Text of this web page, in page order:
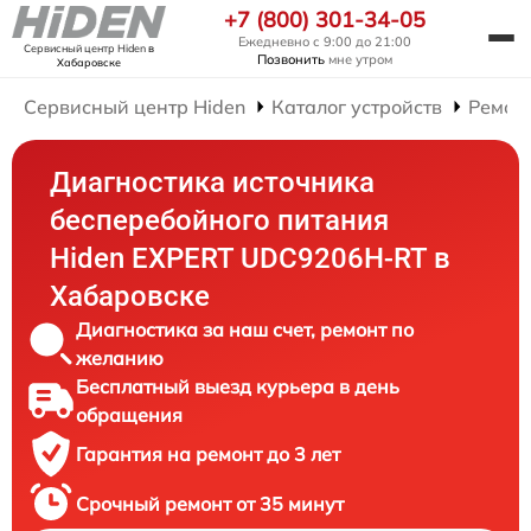
Сервисный центр Hidenв
Хабаровске
+7 (800) 301-34-05
Ежедневно с 9:00 до 21:00
Позвонить мне утром
Сервисный центр Hiden Каталог устройств
Диагностика источника
бесперебойного питания
Hiden EXPERT UDC9206H-RT в
Хабаровске
Диагностика за наш счет, ремонт по
желанию
Бесплатный выезд курьера в день
обращения
Гарантия на ремонт до 3 лет
Срочный ремонт от 35 минут